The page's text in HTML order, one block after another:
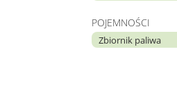
POJEMNOŚCI
Zbiornik paliwa